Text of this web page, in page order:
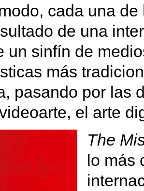
cada una
de una
un sinfín de
más
pasando por las
el arte
The
lo más